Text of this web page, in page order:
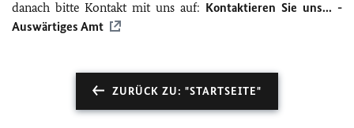
danach bitte Kontakt mit uns auf: Kontaktieren Sie uns... -
Auswärtiges Amt
ZURÜCK ZU: "STARTSEITE"